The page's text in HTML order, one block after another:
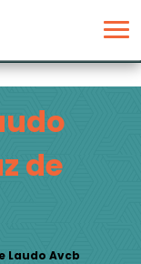
de
Laudo Avcb